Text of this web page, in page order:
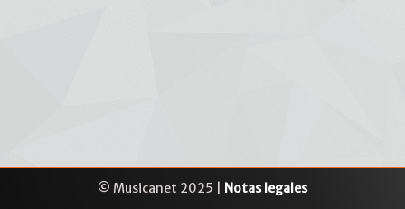
© Musicanet 2025 | Notas legales